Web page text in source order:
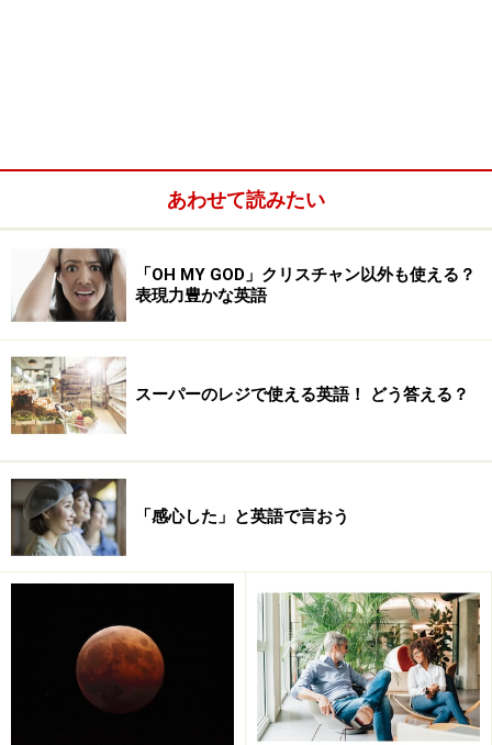
あわせて読みたい
「OH MY GOD」クリスチャン以外も使える？
表現力豊かな英語
スーパーのレジで使える英語！ どう答える？
「感心した」と英語で言おう